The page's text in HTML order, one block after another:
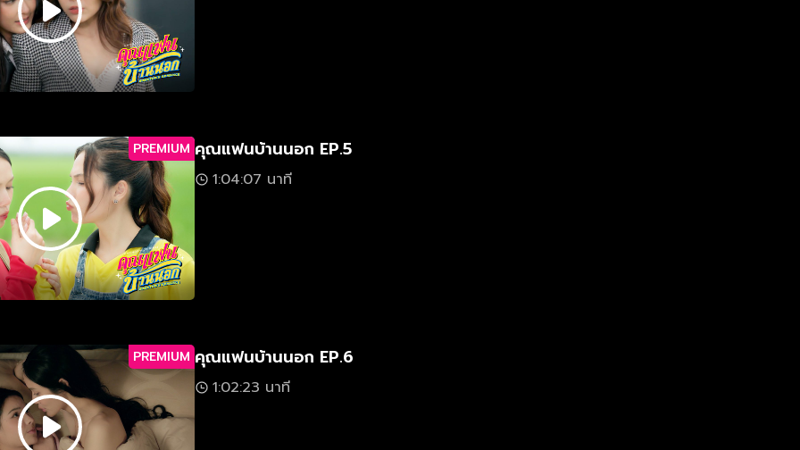
PREMIUM คุณแฟนบ้านนอก EP.5
1:04:07 นาที
PREMIUM คุณแฟนบ้านนอก EP.6
1:02:23 นาที